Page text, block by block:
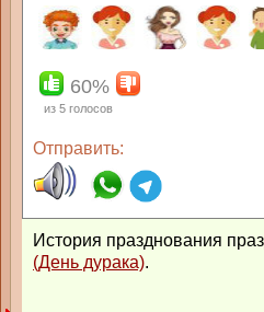
60%
из 5 голосов
Отправить:
История празднования
(День дурака).